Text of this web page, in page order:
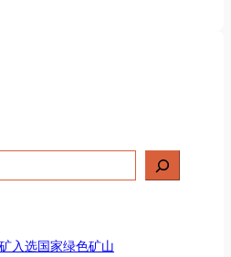
入选国家绿色矿山